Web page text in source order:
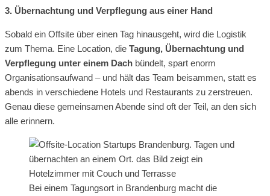
3. Übernachtung und Verpflegung aus einer Hand
Sobald ein Offsite über einen Tag hinausgeht, wird die Logistik
zum Thema. Eine Location, die Tagung, Übernachtung und
Verpflegung unter einem Dach bündelt, spart enorm
Organisationsaufwand – und hält das Team beisammen, statt es
abends in verschiedene Hotels und Restaurants zu zerstreuen.
Genau diese gemeinsamen Abende sind oft der Teil, an den sich
alle erinnern.
Bei einem Tagungsort in Brandenburg macht die